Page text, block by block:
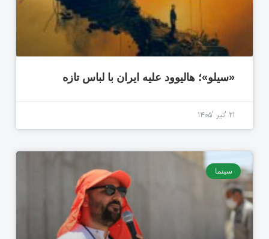
«سیلو»؛ هالیوود علیه ایران با لباس تازه
۲۱ 'تیر '۱۴۰۵
سینما